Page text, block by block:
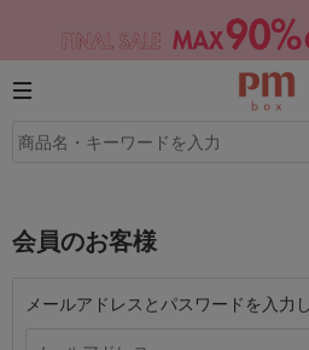
会員のお客様
メールアドレスとパスワードを入力